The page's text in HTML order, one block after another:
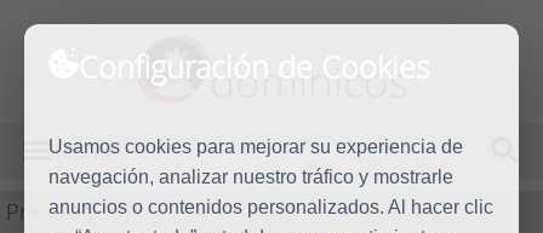
Configuración de Cookies
Usamos cookies para mejorar su experiencia de
navegación, analizar nuestro tráfico y mostrarle
anuncios o contenidos personalizados. Al hacer clic
dominicos
MENÚ
Predicación